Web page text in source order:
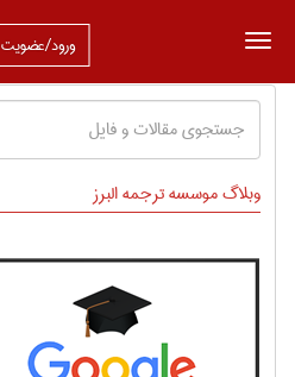
Toggle
navigation
ورود/عضویت
وبلاگ موسسه ترجمه البرز